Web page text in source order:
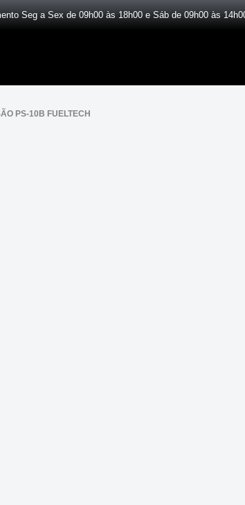
Seg a Sex de 09h00 às 18h00 e Sáb de 09h00 às
PS-10B FUELTECH